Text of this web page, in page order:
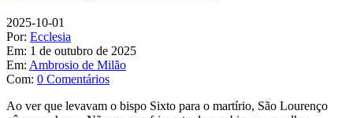
2025-10-01
Por: Ecclesia
Em: 1 de outubro de 2025
Em: Ambrosio de Milão
Com: 0 Comentários
Ao ver que levavam o bispo Sixto para o martírio, São Lourenço